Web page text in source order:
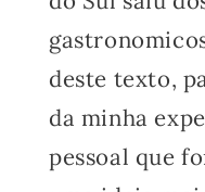
deste texto,
da minha
pessoal que